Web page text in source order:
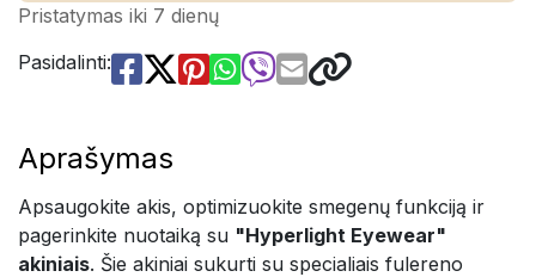
Pristatymas iki 7 dienų
Pasidalinti:
Aprašymas
Apsaugokite akis, optimizuokite smegenų funkciją ir
pagerinkite nuotaiką su "Hyperlight Eyewear"
akiniais. Šie akiniai sukurti su specialiais fulereno